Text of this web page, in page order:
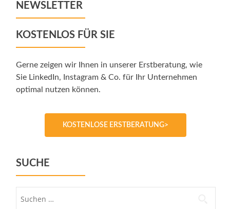
NEWSLETTER
KOSTENLOS FÜR SIE
Gerne zeigen wir Ihnen in unserer Erstberatung, wie
Sie LinkedIn, Instagram & Co. für Ihr Unternehmen
optimal nutzen können.
KOSTENLOSE ERSTBERATUNG>
SUCHE